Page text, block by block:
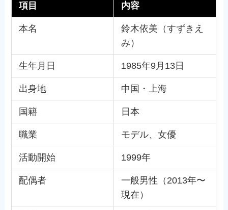
項目 内容
本名
鈴木依美（すずきえ
み）
生年月日 1985年9月13日
出身地 中国・上海
国籍 日本
職業 モデル、女優
活動開始 1999年
配偶者
一般男性（2013年〜
現在）